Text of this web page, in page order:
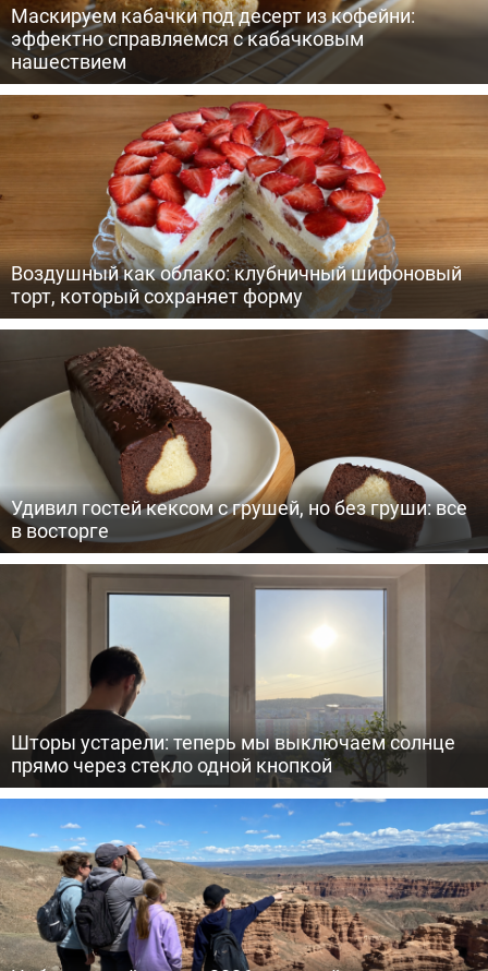
Маскируем кабачки под десерт из кофейни:
эффектно справляемся с кабачковым
нашествием
Воздушный как облако: клубничный шифоновый
торт, который сохраняет форму
Удивил гостей кексом с грушей, но без груши: все
в восторге
Шторы устарели: теперь мы выключаем солнце
прямо через стекло одной кнопкой